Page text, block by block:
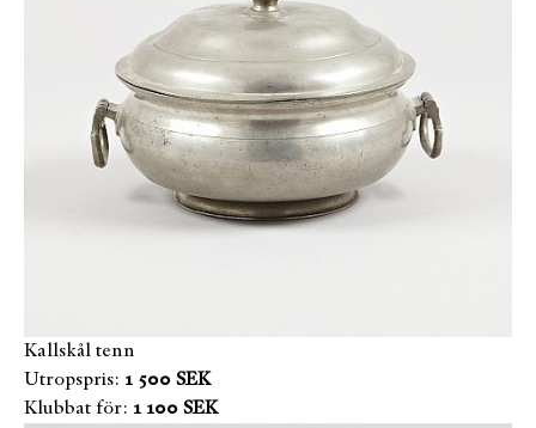
Kallskål tenn
Utropspris: 1 500 SEK
Klubbat för: 1 100 SEK